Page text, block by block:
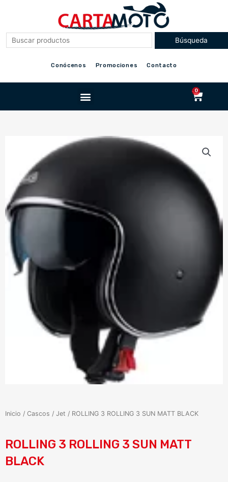
Conócenos Promociones Contacto
Menu 0
Inicio / Cascos / Jet / ROLLING 3 ROLLING 3 SUN MATT BLACK
ROLLING 3 ROLLING 3 SUN MATT
BLACK